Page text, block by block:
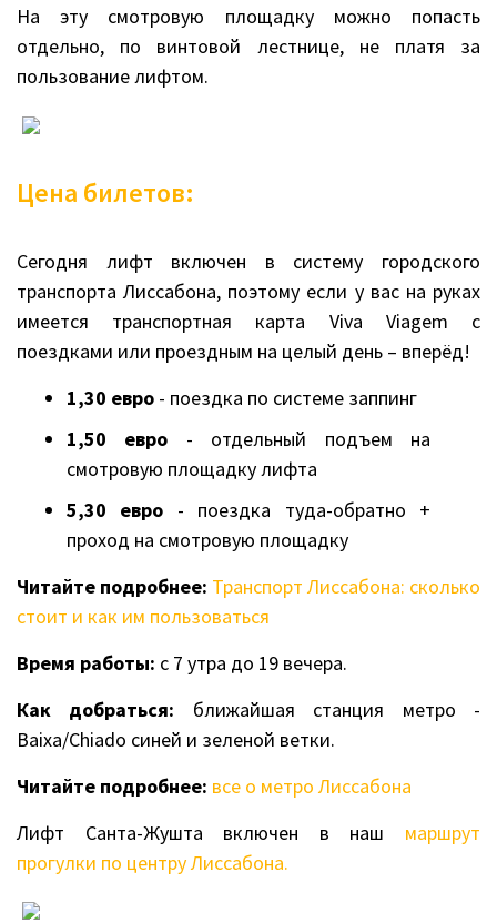
На эту смотровую площадку можно попасть
отдельно, по винтовой лестнице, не платя за
пользование лифтом.
Цена билетов:
Сегодня лифт включен в систему городского
транспорта Лиссабона, поэтому если у вас на руках
имеется транспортная карта Viva Viagem с
поездками или проездным на целый день – вперёд!
1,30 евро - поездка по системе заппинг
1,50 евро - отдельный подъем на
смотровую площадку лифта
5,30 евро - поездка туда-обратно +
проход на смотровую площадку
Читайте подробнее: Транспорт Лиссабона: сколько
стоит и как им пользоваться
Время работы: с 7 утра до 19 вечера.
Как добраться: ближайшая станция метро -
Baixa/Chiado синей и зеленой ветки.
Читайте подробнее: все о метро Лиссабона
Лифт Санта-Жушта включен в наш маршрут
прогулки по центру Лиссабона.